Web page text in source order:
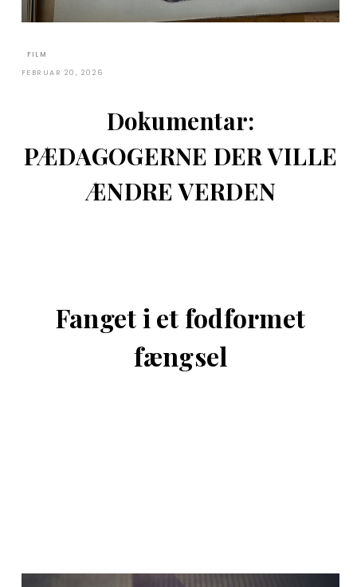
FILM
FEBRUAR 20, 2026
Dokumentar:
PÆDAGOGERNE DER VILLE
ÆNDRE VERDEN
Fanget i et fodformet
fængsel